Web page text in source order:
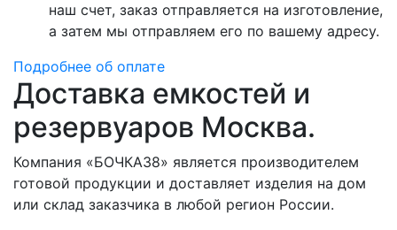
наш счет, заказ отправляется на изготовление,
а затем мы отправляем его по вашему адресу.
Подробнее об оплате
Доставка емкостей и
резервуаров Москва.
Компания «БОЧКА38» является производителем
готовой продукции и доставляет изделия на дом
или склад заказчика в любой регион России.